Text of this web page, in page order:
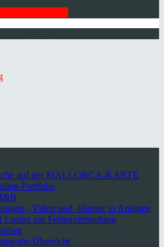
auf der MALLORCA-KARTE
Portfolio
-Villen und -Häuser in Anlagen
Lizenz zur Ferienvermietung
Übersicht